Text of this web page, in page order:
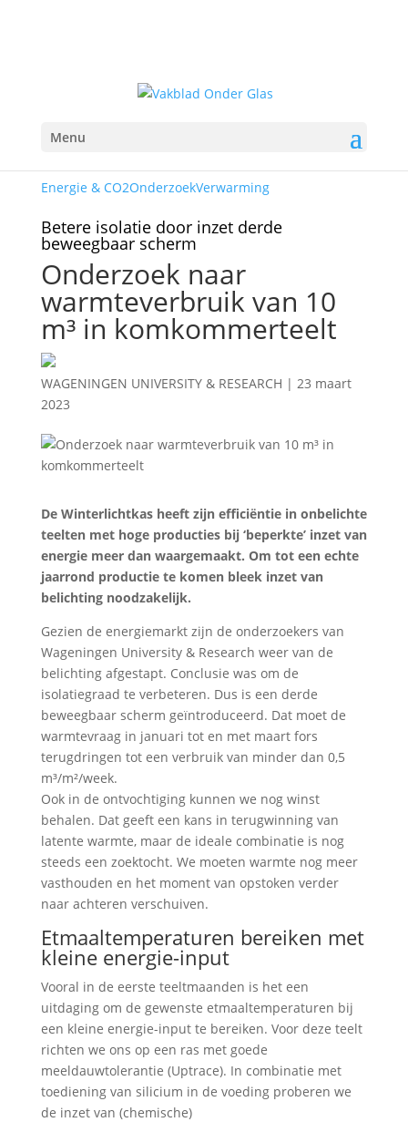
Menu
Energie & CO2OnderzoekVerwarming
Betere isolatie door inzet derde
beweegbaar scherm
Onderzoek naar
warmteverbruik van 10
m³ in komkommerteelt
WAGENINGEN UNIVERSITY & RESEARCH | 23 maart
2023
De Winterlichtkas heeft zijn efficiëntie in onbelichte
teelten met hoge producties bij ‘beperkte’ inzet van
energie meer dan waargemaakt. Om tot een echte
jaarrond productie te komen bleek inzet van
belichting noodzakelijk.
Gezien de energiemarkt zijn de onderzoekers van
Wageningen University & Research weer van de
belichting afgestapt. Conclusie was om de
isolatiegraad te verbeteren. Dus is een derde
beweegbaar scherm geïntroduceerd. Dat moet de
warmtevraag in januari tot en met maart fors
terugdringen tot een verbruik van minder dan 0,5
m³/m²/week.
Ook in de ontvochtiging kunnen we nog winst
behalen. Dat geeft een kans in terugwinning van
latente warmte, maar de ideale combinatie is nog
steeds een zoektocht. We moeten warmte nog meer
vasthouden en het moment van opstoken verder
naar achteren verschuiven.
Etmaaltemperaturen bereiken met
kleine energie-input
Vooral in de eerste teeltmaanden is het een
uitdaging om de gewenste etmaaltemperaturen bij
een kleine energie-input te bereiken. Voor deze teelt
richten we ons op een ras met goede
meeldauwtolerantie (Uptrace). In combinatie met
toediening van silicium in de voeding proberen we
de inzet van (chemische)